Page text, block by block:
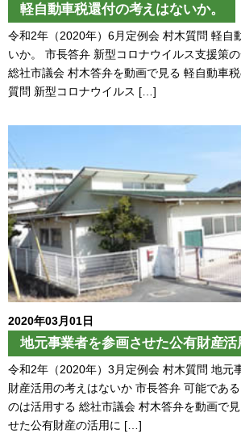
軽自動車税還付の考えはないか。
令和2年（2020年）6月定例会 村木質問 軽自
いか。 市長答弁 新型コロナウイルス支援策の
総社市議会 村木答弁を動画で見る 軽自動車
質問 新型コロナウイルス […]
2020年03月01日
地元事業者を参画させた公有財産
令和2年（2020年）3月定例会 村木質問 地元
財産活用の考えはないか 市長答弁 可能であ
のは活用する 総社市議会 村木答弁を動画で
せた公有財産の活用に […]